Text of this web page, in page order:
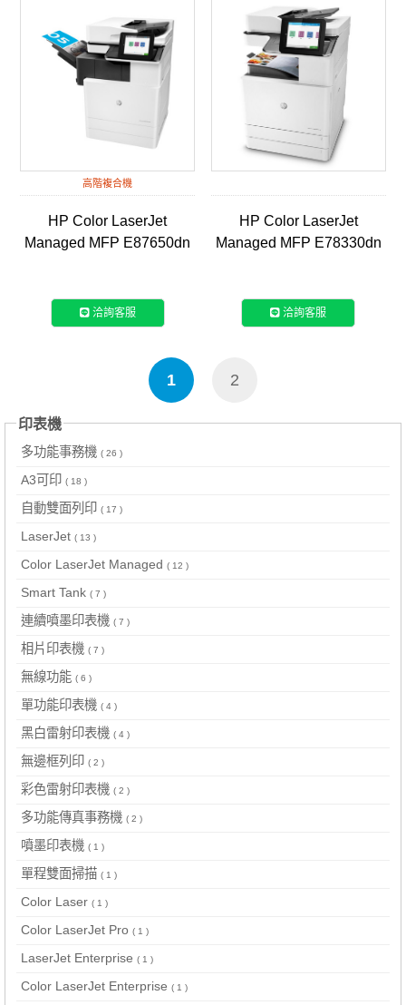
高階複合機
HP Color LaserJet
Managed MFP E87650dn
洽詢客服
HP Color LaserJet
Managed MFP E78330dn
洽詢客服
1 2
印表機
多功能事務機 ( 26 )
A3可印 ( 18 )
自動雙面列印 ( 17 )
LaserJet ( 13 )
Color LaserJet Managed ( 12 )
Smart Tank ( 7 )
連續噴墨印表機 ( 7 )
相片印表機 ( 7 )
無線功能 ( 6 )
單功能印表機 ( 4 )
黑白雷射印表機 ( 4 )
無邊框列印 ( 2 )
彩色雷射印表機 ( 2 )
多功能傳真事務機 ( 2 )
噴墨印表機 ( 1 )
單程雙面掃描 ( 1 )
Color Laser ( 1 )
Color LaserJet Pro ( 1 )
LaserJet Enterprise ( 1 )
Color LaserJet Enterprise ( 1 )